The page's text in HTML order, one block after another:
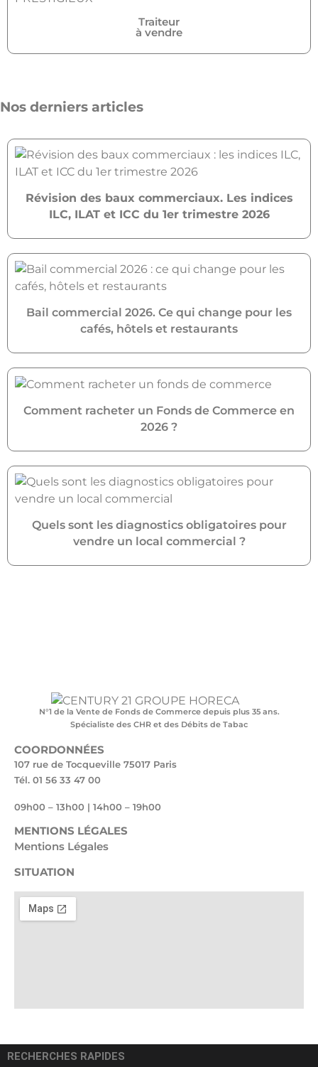
Traiteur
à vendre
Nos derniers articles
Révision des baux commerciaux. Les indices
ILC, ILAT et ICC du 1er trimestre 2026
Bail commercial 2026. Ce qui change pour les
cafés, hôtels et restaurants
Comment racheter un Fonds de Commerce en
2026 ?
Quels sont les diagnostics obligatoires pour
vendre un local commercial ?
N°1 de la Vente de Fonds de Commerce depuis plus 35 ans.
Spécialiste des CHR et des Débits de Tabac
COORDONNÉES
107 rue de Tocqueville 75017 Paris
Tél. 01 56 33 47 00
09h00 – 13h00 | 14h00 – 19h00
MENTIONS LÉGALES
Mentions Légales
SITUATION
RECHERCHES RAPIDES